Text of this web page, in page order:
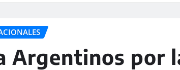
Argentinos por